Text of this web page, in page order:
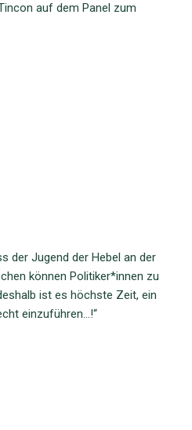
auf dem Panel zum
der Jugend der Hebel an der
können Politiker*innen zu
ist es höchste Zeit, ein
einzuführen…!“